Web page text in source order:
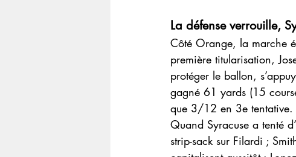
La défense verrouille,
Côté Orange, la marche
première titularisation,
protéger le ballon,
gagné 61 yards (15
que 3/12 en 3e tentative.
Quand Syracuse a tenté
strip-sack sur Filardi ;